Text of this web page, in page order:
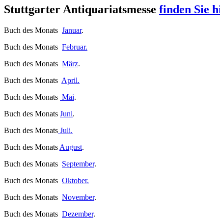
Stuttgarter Antiquariatsmesse finden Sie
Buch des Monats Januar.
Buch des Monats Februar.
Buch des Monats März.
Buch des Monats April.
Buch des Monats Mai.
Buch des Monats Juni.
Buch des Monats Juli.
Buch des Monats August.
Buch des Monats September.
Buch des Monats Oktober.
Buch des Monats November.
Buch des Monats Dezember.